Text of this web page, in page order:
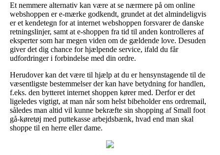
Et nemmere alternativ kan være at se nærmere på om online
webshoppen er e-mærke godkendt, grundet at det almindeligvis
er et kendetegn for at internet webshoppen forsvarer de danske
retningslinjer, samt at e-shoppen fra tid til anden kontrolleres af
eksperter som har megen viden om de gældende love. Desuden
giver det dig chance for hjælpende service, ifald du får
udfordringer i forbindelse med din ordre.
Herudover kan det være til hjælp at du er hensynstagende til de
væsentligste bestemmelser der kan have betydning for handlen,
f.eks. den bytteret internet shoppen kører med. Derfor er det
ligeledes vigtigt, at man når som helst bibeholder ens ordremail,
således man altid vil kunne bekræfte sin shopping af Small foot
gå-køretøj med puttekasse arbejdsbænk, hvad end man skal
shoppe til en herre eller dame.